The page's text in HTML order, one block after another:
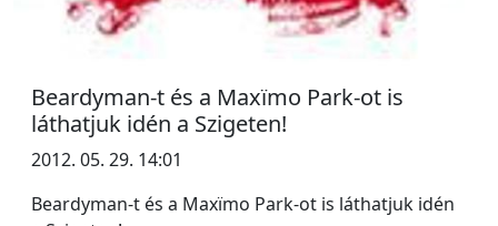
Beardyman-t és a Maxïmo Park-ot is
láthatjuk idén a Szigeten!
2012. 05. 29. 14:01
Beardyman-t és a Maxïmo Park-ot is láthatjuk idén